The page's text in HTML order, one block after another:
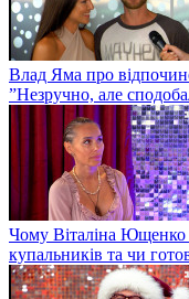
Влад Яма про
”Незручно, але
Чому Віталіна Ющенко
купальників та чи